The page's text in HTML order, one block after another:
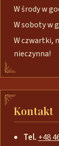
W środy w
W soboty w
W czwartki,
nieczynna!
Kontakt
Tel. +48